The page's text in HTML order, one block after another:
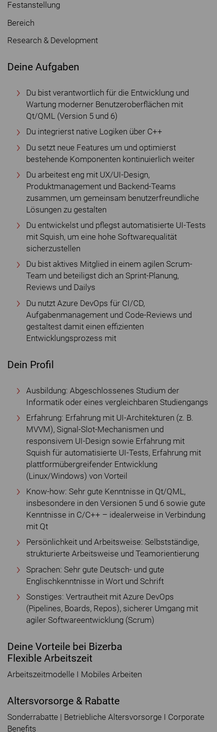
Festanstellung
Bereich
Research & Development
Deine Aufgaben
Du bist verantwortlich für die Entwicklung und
Wartung moderner Benutzeroberflächen mit
Qt/QML (Version 5 und 6)
Du integrierst native Logiken über C++
Du setzt neue Features um und optimierst
bestehende Komponenten kontinuierlich weiter
Du arbeitest eng mit UX/UI-Design,
Produktmanagement und Backend-Teams
zusammen, um gemeinsam benutzerfreundliche
Lösungen zu gestalten
Du entwickelst und pflegst automatisierte UI-Tests
mit Squish, um eine hohe Softwarequalität
sicherzustellen
Du bist aktives Mitglied in einem agilen Scrum-
Team und beteiligst dich an Sprint-Planung,
Reviews und Dailys
Du nutzt Azure DevOps für CI/CD,
Aufgabenmanagement und Code-Reviews und
gestaltest damit einen effizienten
Entwicklungsprozess mit
Dein Profil
Ausbildung: Abgeschlossenes Studium der
Informatik oder eines vergleichbaren Studiengangs
Erfahrung: Erfahrung mit UI-Architekturen (z. B.
MVVM), Signal-Slot-Mechanismen und
responsivem UI-Design sowie Erfahrung mit
Squish für automatisierte UI-Tests, Erfahrung mit
plattformübergreifender Entwicklung
(Linux/Windows) von Vorteil
Know-how: Sehr gute Kenntnisse in Qt/QML,
insbesondere in den Versionen 5 und 6 sowie gute
Kenntnisse in C/C++ – idealerweise in Verbindung
mit Qt
Persönlichkeit und Arbeitsweise: Selbstständige,
strukturierte Arbeitsweise und Teamorientierung
Sprachen: Sehr gute Deutsch- und gute
Englischkenntnisse in Wort und Schrift
Sonstiges: Vertrautheit mit Azure DevOps
(Pipelines, Boards, Repos), sicherer Umgang mit
agiler Softwareentwicklung (Scrum)
Deine Vorteile bei Bizerba
Flexible Arbeitszeit
Arbeitszeitmodelle I Mobiles Arbeiten
Altersvorsorge & Rabatte
Sonderrabatte | Betriebliche Altersvorsorge I Corporate
Benefits